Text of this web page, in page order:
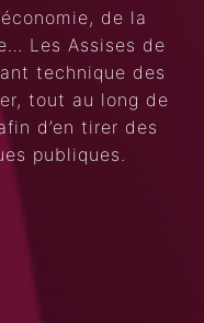
de la
Les Assises de
technique des
tout au long de
d’en tirer des
publiques.